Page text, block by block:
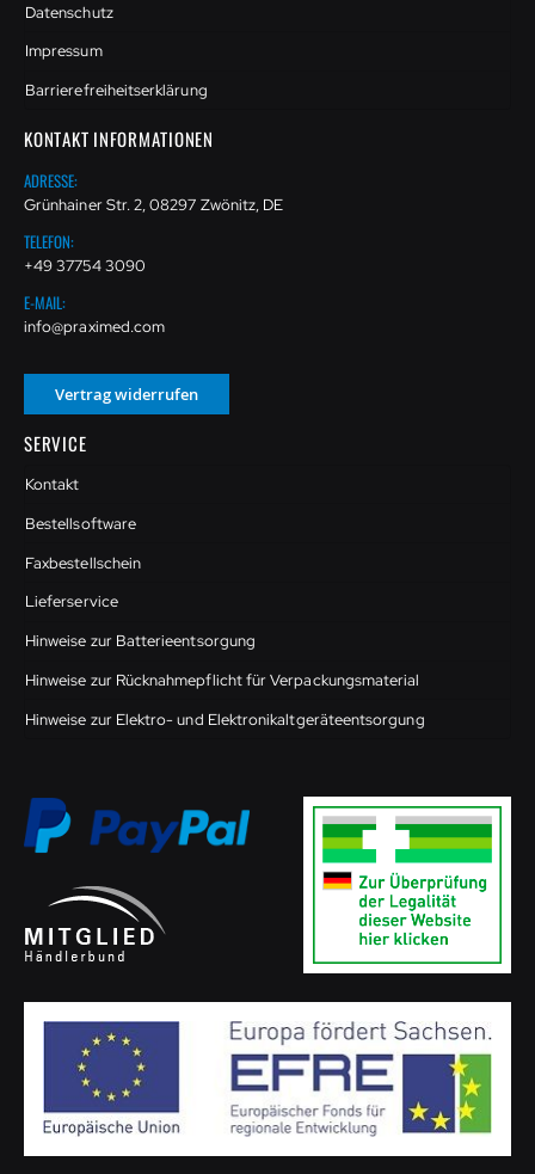
Datenschutz
Impressum
Barrierefreiheitserklärung
KONTAKT INFORMATIONEN
ADRESSE:
Grünhainer Str. 2, 08297 Zwönitz, DE
TELEFON:
+49 37754 3090
E-MAIL:
info@praximed.com
Vertrag widerrufen
SERVICE
Kontakt
Bestellsoftware
Faxbestellschein
Lieferservice
Hinweise zur Batterieentsorgung
Hinweise zur Rücknahmepflicht für Verpackungsmaterial
Hinweise zur Elektro- und Elektronikaltgeräteentsorgung